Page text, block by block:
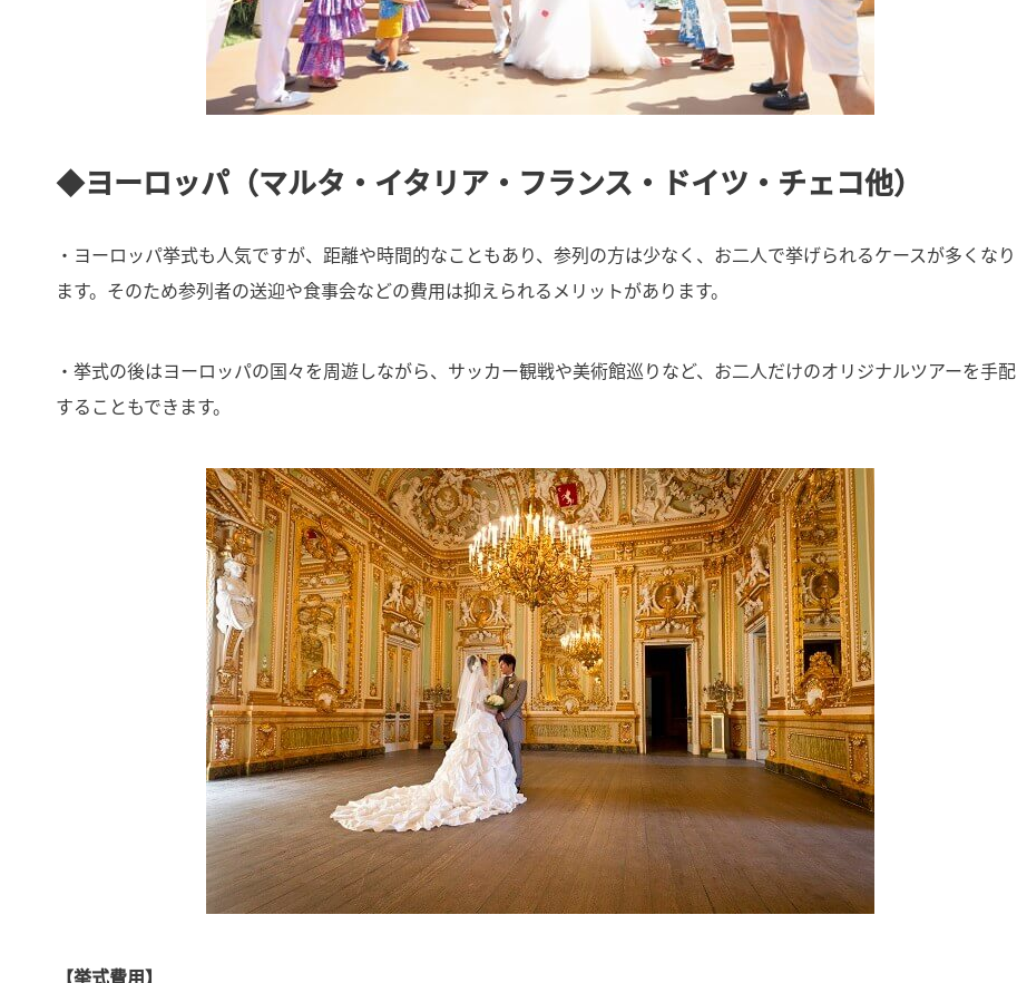
◆ヨーロッパ（マルタ・イタリア・フランス・ドイツ・チェコ他）
・ヨーロッパ挙式も人気ですが、距離や時間的なこともあり、参列の方は少なく、お二人で挙げられるケースが多くなり
ます。そのため参列者の送迎や食事会などの費用は抑えられるメリットがあります。
・挙式の後はヨーロッパの国々を周遊しながら、サッカー観戦や美術館巡りなど、お二人だけのオリジナルツアーを手配
することもできます。
【挙式費用】